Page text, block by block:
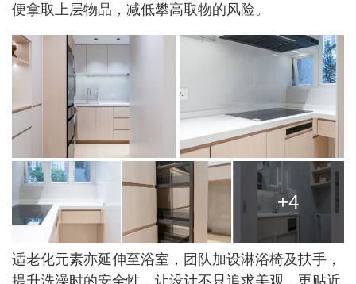
便拿取上层物品，减低攀高取物的风险。
+4
适老化元素亦延伸至浴室，团队加设淋浴椅及扶手，